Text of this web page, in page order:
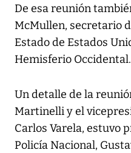
De esa reunión
McMullen, secretario
Estado de Estados
Hemisferio Occidental.
Un detalle de la
Martinelli y el
Carlos Varela, estuvo
Policía Nacional,